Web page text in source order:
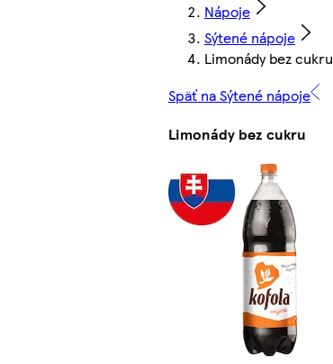
Nápoje
Sýtené nápoje
Limonády bez cukru
Späť na Sýtené nápoje
Limonády bez cukru